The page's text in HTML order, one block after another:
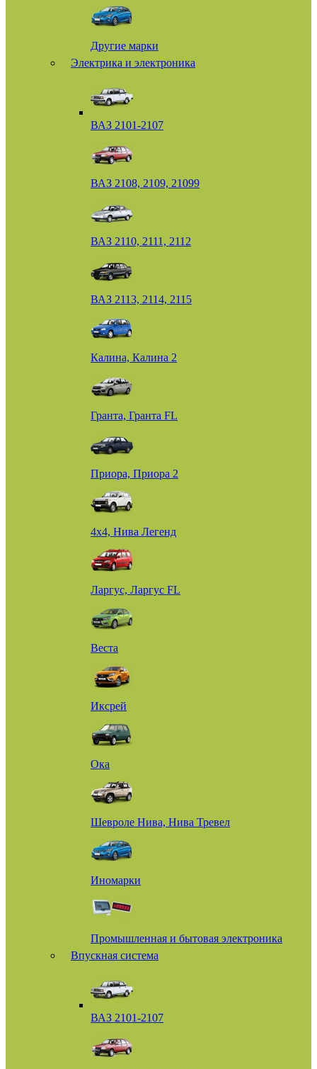
Другие марки
Электрика и электроника
ВАЗ 2101-2107
ВАЗ 2108, 2109, 21099
ВАЗ 2110, 2111, 2112
ВАЗ 2113, 2114, 2115
Калина, Калина 2
Гранта, Гранта FL
Приора, Приора 2
4х4, Нива Легенд
Ларгус, Ларгус FL
Веста
Иксрей
Ока
Шевроле Нива, Нива Тревел
Иномарки
Промышленная и бытовая электроника
Впускная система
ВАЗ 2101-2107